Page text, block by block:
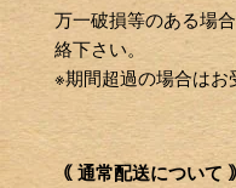
万一破損等のある場
絡下さい。
※期間超過の場合はお
｟ 通常配送について ｠